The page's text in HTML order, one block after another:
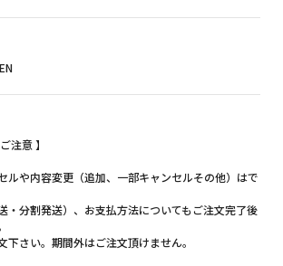
注意 】
ルや内容変更（追加、一部キャンセルその他）はで
・分割発送）、お支払方法についてもご注文完了後
さい。期間外はご注文頂けません。